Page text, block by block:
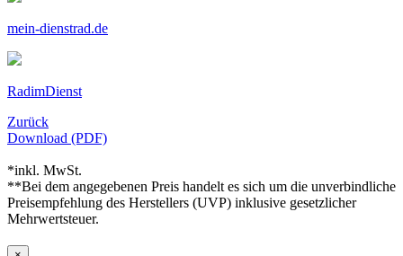
mein-dienstrad.de
RadimDienst
Zurück
Download (PDF)
*inkl. MwSt.
**Bei dem angegebenen Preis handelt es sich um die unverbindliche
Preisempfehlung des Herstellers (UVP) inklusive gesetzlicher
Mehrwertsteuer.